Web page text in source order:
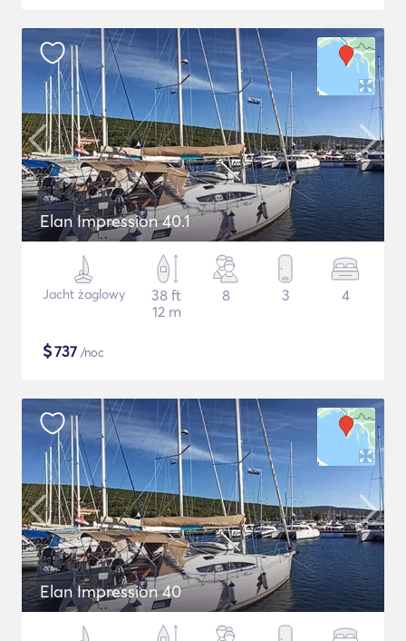
Elan Impression 40.1
Jacht żaglowy
38 ft
12 m
8 3 4
$737 /noc
Elan Impression 40